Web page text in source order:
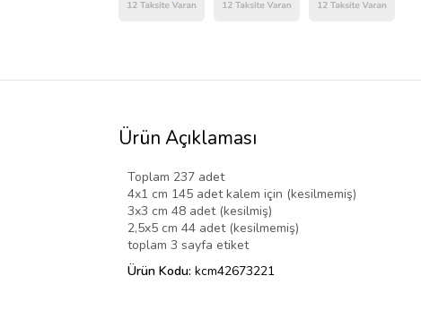
Ürün Açıklaması
Toplam 237 adet
4x1 cm 145 adet kalem için (kesilmemiş)
3x3 cm 48 adet (kesilmiş)
2,5x5 cm 44 adet (kesilmemiş)
toplam 3 sayfa etiket
Ürün Kodu: kcm42673221